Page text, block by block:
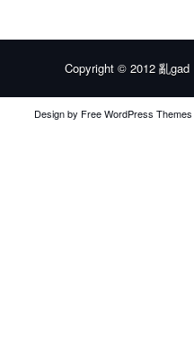
Copyright © 2012 亂gad
Design by Free WordPress Themes